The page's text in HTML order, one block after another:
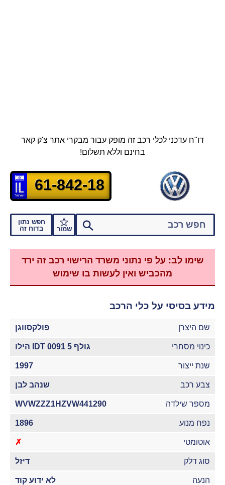
דו"ח עדכני לכלי רכב זה מופק עבור מבקרי אתר צ'ק קאר
בחינם וללא תשלום!
שמור
חפש נתון
בדוח זה
61-842-18
שימו לב: על פי נתוני משרד הרישוי רכב זה ירד
מהכביש ואין לעשות בו שימוש
מידע בסיסי על כלי הרכב
שם היצרן פולקסווגן
כינוי מסחרי גולף IDT 0091 5 הילו
שנת ייצור 1997
צבע רכב שנהב לבן
מספר שילדה WVWZZZ1HZVW441290
נפח מנוע 1896
אוטומטי ✗
סוג דלק דיזל
הנעה לא ידוע קוד